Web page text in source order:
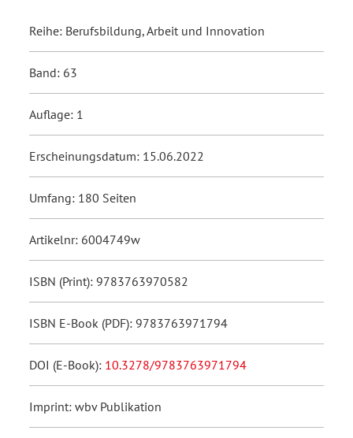
Reihe: Berufsbildung, Arbeit und Innovation
Band: 63
Auflage: 1
Erscheinungsdatum: 15.06.2022
Umfang: 180 Seiten
Artikelnr: 6004749w
ISBN (Print): 9783763970582
ISBN E-Book (PDF): 9783763971794
DOI (E-Book): 10.3278/9783763971794
Imprint: wbv Publikation